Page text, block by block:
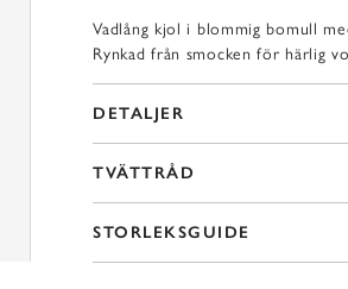
Vadlång kjol i blommig bomull
Rynkad från smocken för härlig
DETALJER
TVÄTTRÅD
STORLEKSGUIDE